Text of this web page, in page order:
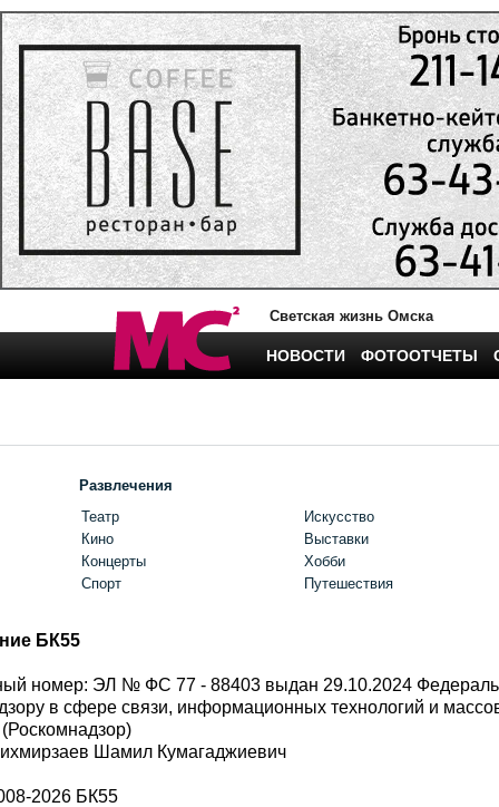
Светская жизнь Омска
НОВОСТИ ФОТООТЧЕТЫ
Развлечения
Театр
Кино
Концерты
Спорт
Искусство
Выставки
Хобби
Путешествия
БК55
номер: ЭЛ № ФС 77 - 88403 выдан 29.10.2024
в сфере связи, информационных технологий и
Шамил Кумагаджиевич
2026 БК55